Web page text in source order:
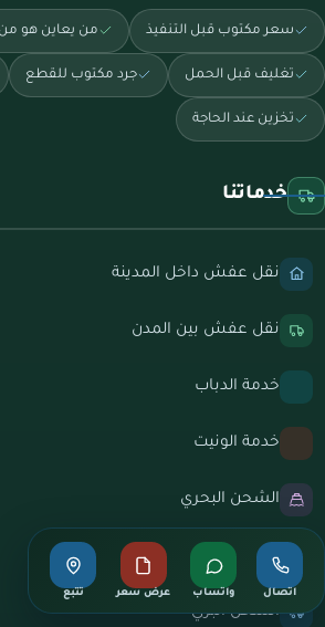
سعر مكتوب قبل التنفيذ من يعاين هو
تغليف قبل الحمل جرد مكتوب للقطع
تخزين عند الحاجة
خدماتنا
نقل عفش داخل المدينة
نقل عفش بين المدن
خدمة الدباب
خدمة الونيت
الشحن البحري
الشحن الجوي
الشحن البري
اتصال واتساب عرض سعر تتبع